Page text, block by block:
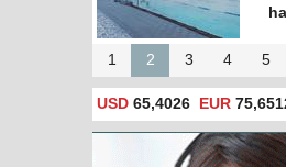
1 2 3 4 5
USD 65,4026 EUR